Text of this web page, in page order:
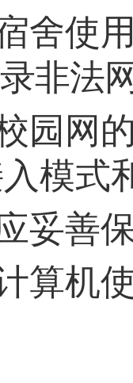
舍使
非法
园网
模式
妥善
算机